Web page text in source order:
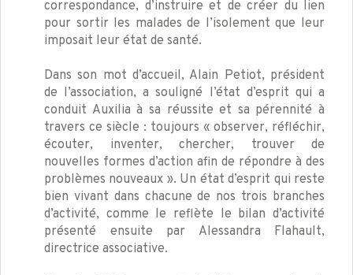
correspondance, d’instruire et de créer du lien
pour sortir les malades de l’isolement que leur
imposait leur état de santé.
Dans son mot d’accueil, Alain Petiot, président
de l’association, a souligné l’état d’esprit qui a
conduit Auxilia à sa réussite et sa pérennité à
travers ce siècle : toujours « observer, réfléchir,
écouter, inventer, chercher, trouver de
nouvelles formes d’action afin de répondre à des
problèmes nouveaux ». Un état d’esprit qui reste
bien vivant dans chacune de nos trois branches
d’activité, comme le reflète le bilan d’activité
présenté ensuite par Alessandra Flahault,
directrice associative.